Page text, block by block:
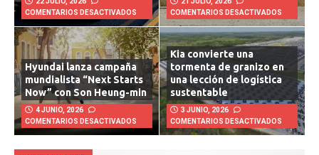
22 JULIO, 2026
COMENTARIOS DESACTIVADOS
21 JULIO, 2026
COMENTARIOS DESACTIVADOS
Hyundai lanza campaña
mundialista “Next Starts
Now” con Son Heung-min
4 JUNIO, 2026
COMENTARIOS DESACTIVADOS
Kia convierte una
tormenta de granizo en
una lección de logística
sustentable
3 JUNIO, 2026
COMENTARIOS DESACTIVADOS